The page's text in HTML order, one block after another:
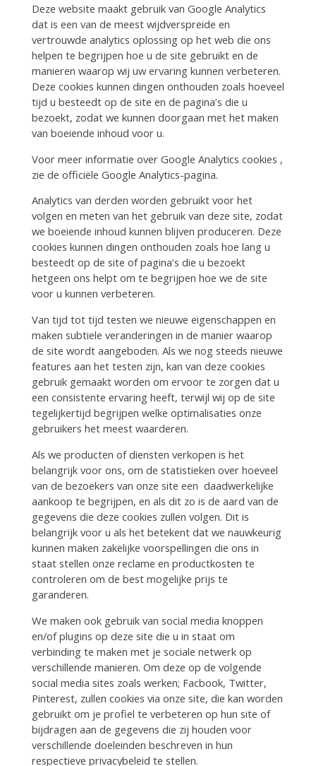
Deze website maakt gebruik van Google Analytics
dat is een van de meest wijdverspreide en
vertrouwde analytics oplossing op het web die ons
helpen te begrijpen hoe u de site gebruikt en de
manieren waarop wij uw ervaring kunnen verbeteren.
Deze cookies kunnen dingen onthouden zoals hoeveel
tijd u besteedt op de site en de pagina’s die u
bezoekt, zodat we kunnen doorgaan met het maken
van boeiende inhoud voor u.
Voor meer informatie over Google Analytics cookies ,
zie de officiële Google Analytics-pagina.
Analytics van derden worden gebruikt voor het
volgen en meten van het gebruik van deze site, zodat
we boeiende inhoud kunnen blijven produceren. Deze
cookies kunnen dingen onthouden zoals hoe lang u
besteedt op de site of pagina’s die u bezoekt
hetgeen ons helpt om te begrijpen hoe we de site
voor u kunnen verbeteren.
Van tijd tot tijd testen we nieuwe eigenschappen en
maken subtiele veranderingen in de manier waarop
de site wordt aangeboden. Als we nog steeds nieuwe
features aan het testen zijn, kan van deze cookies
gebruik gemaakt worden om ervoor te zorgen dat u
een consistente ervaring heeft, terwijl wij op de site
tegelijkertijd begrijpen welke optimalisaties onze
gebruikers het meest waarderen.
Als we producten of diensten verkopen is het
belangrijk voor ons, om de statistieken over hoeveel
van de bezoekers van onze site een daadwerkelijke
aankoop te begrijpen, en als dit zo is de aard van de
gegevens die deze cookies zullen volgen. Dit is
belangrijk voor u als het betekent dat we nauwkeurig
kunnen maken zakelijke voorspellingen die ons in
staat stellen onze reclame en productkosten te
controleren om de best mogelijke prijs te
garanderen.
We maken ook gebruik van social media knoppen
en/of plugins op deze site die u in staat om
verbinding te maken met je sociale netwerk op
verschillende manieren. Om deze op de volgende
social media sites zoals werken; Facbook, Twitter,
Pinterest, zullen cookies via onze site, die kan worden
gebruikt om je profiel te verbeteren op hun site of
bijdragen aan de gegevens die zij houden voor
verschillende doeleinden beschreven in hun
respectieve privacybeleid te stellen.